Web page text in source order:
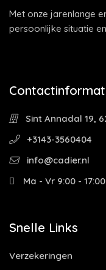
Met onze jarenlange
persoonlijke situatie
Sint Annadal 19,
+3143-3560404
info@cadier.nl
Ma - Vr 9:00 - 17:00
Snelle Links
Verzekeringen